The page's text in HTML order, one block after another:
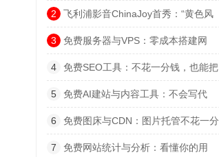
AORUS ELITE X3D主板强化性能体验
2 飞利浦影音ChinaJoy首秀：“黄色风
暴”Moving Sound全系登陆中国
3 免费服务器与VPS：零成本搭建网
站，这些平台真的能用
4 免费SEO工具：不花一分钱，也能把
关键词排到首页
5 免费AI建站与内容工具：不会写代
码、不会写文章，AI全包了
6 免费图床与CDN：图片托管不花一分
钱，速度还比自建快
7 免费网站统计与分析：看懂你的用